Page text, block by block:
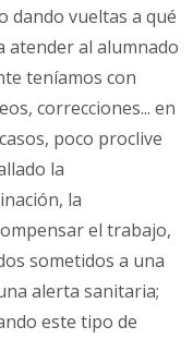
dando vueltas a qué
atender al alumnado
teníamos con
correcciones... en
poco proclive
la
la
el trabajo,
sometidos a una
alerta sanitaria;
este tipo de